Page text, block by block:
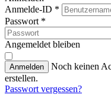
Anmelde-ID *
Passwort *
Angemeldet bleiben
Anmelden Noch keinen
erstellen.
Passwort vergessen?